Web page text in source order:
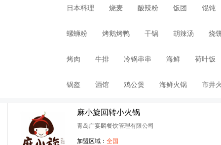
日本料理 烧麦 酸辣粉 饭团 馄饨
螺蛳粉 烤鹅烤鸭 干锅 胡辣汤 烧
烤肉 牛排 冷锅串串 海鲜 荷叶饭
锅盔 酒馆 鸡公煲 海鲜火锅 市井
麻小旋回转小火锅
青岛广宴麟餐饮管理有限公司
加盟区域： 全国